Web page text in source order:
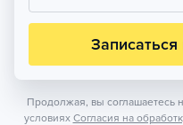
Продолжая, вы соглашаетесь
условиях Согласия на